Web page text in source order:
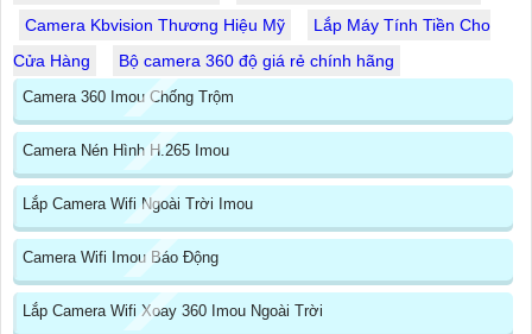
Camera Kbvision Thương Hiệu Mỹ
Lắp Máy Tính Tiền Cho
Cửa Hàng
Bộ camera 360 độ giá rẻ chính hãng
Camera 360 Imou Chống Trộm
Camera Nén Hình H.265 Imou
Lắp Camera Wifi Ngoài Trời Imou
Camera Wifi Imou Báo Động
Lắp Camera Wifi Xoay 360 Imou Ngoài Trời